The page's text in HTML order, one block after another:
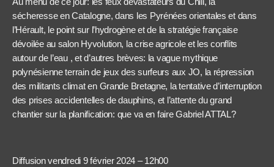
sécheresse en Catalogne, dans les Pyrénées orientales et dans
l’Hérault, le point sur l’hydrogène et de la stratégie française
dévoilée au salon Hyvolution, la crise agricole et les conflits
autour de l’eau , et d’autres brèves: la vague mythique
polynésienne terrain de jeux des surfeurs aux JO, la répression
des militants climat en Grande Bretagne, la tentative d’interruption
des prises accidentelles de dauphins, et l’attente du grand
chantier sur la planification: que va en faire Gabriel ATTAL?
Diffusion vendredi 9 février 2024 – 12h00